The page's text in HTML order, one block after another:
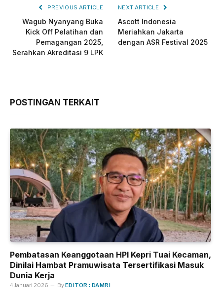
PREVIOUS ARTICLE
Wagub Nyanyang Buka
Kick Off Pelatihan dan
Pemagangan 2025,
Serahkan Akreditasi 9 LPK
NEXT ARTICLE
Ascott Indonesia
Meriahkan Jakarta
dengan ASR Festival 2025
POSTINGAN TERKAIT
Pembatasan Keanggotaan HPI Kepri Tuai Kecaman,
Dinilai Hambat Pramuwisata Tersertifikasi Masuk
Dunia Kerja
4 Januari 2026 ByEDITOR : DAMRI